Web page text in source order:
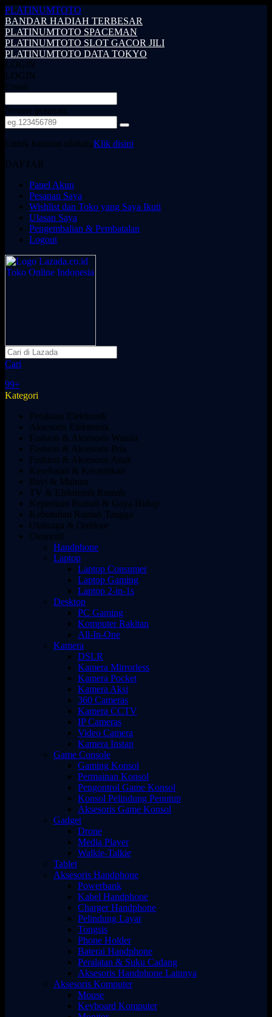
PLATINUMTOTO
BANDAR HADIAH TERBESAR
PLATINUMTOTO SPACEMAN
PLATINUMTOTO SLOT GACOR JILI
PLATINUMTOTO DATA TOKYO
LOGIN
LOGIN
Email:
Nomor pesanan:
Untuk bantuan silakan,Klik disini
DAFTAR
Panel Akun
Pesanan Saya
Wishlist dan Toko yang Saya Ikuti
Ulasan Saya
Pengembalian & Pembatalan
Logout
Cari
99+
Kategori
Peralatan Elektronik
Aksesoris Elektronik
Fashion & Aksesoris Wanita
Fashion & Aksesoris Pria
Fashion & Aksesoris Anak
Kesehatan & Kecantikan
Bayi & Mainan
TV & Elektronik Rumah
Keperluan Rumah & Gaya Hidup
Kebutuhan Rumah Tangga
Olahraga & Outdoor
Otomotif
Handphone
Laptop
Laptop Consumer
Laptop Gaming
Laptop 2-in-1s
Desktop
PC Gaming
Komputer Rakitan
All-In-One
Kamera
DSLR
Kamera Mirrorless
Kamera Pocket
Kamera Aksi
360 Cameras
Kamera CCTV
IP Cameras
Video Camera
Kamera Instan
Game Console
Gaming Konsol
Permainan Konsol
Pengontrol Game Konsol
Konsol Pelindung Penutup
Aksesoris Game Konsol
Gadget
Drone
Media Player
Walkie-Talkie
Tablet
Aksesoris Handphone
Powerbank
Kabel Handphone
Charger Handphone
Pelindung Layar
Tongsis
Phone Holder
Baterai Handphone
Peralatan & Suku Cadang
Aksesoris Handphone Lainnya
Aksesoris Komputer
Mouse
Keyboard Komputer